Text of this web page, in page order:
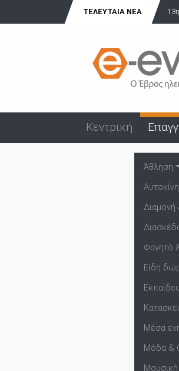
ΤΕΛΕΥΤΑΊΑ ΝΈΑ
Κεντρική
Άθληση
Διαμονή
Φαγητό
Είδη
Μέσα
Μόδα &
Μουσική